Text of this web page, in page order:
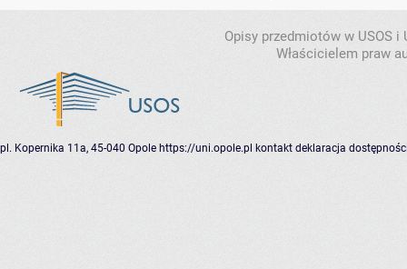
Opisy przedmiotów w USOS
Właścicielem praw
pl. Kopernika 11a, 45-040 Opole https://uni.opole.pl kontakt deklaracja